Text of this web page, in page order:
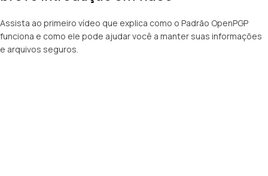
Assista ao primeiro vídeo que explica como o Padrão OpenPGP
funciona e como ele pode ajudar você a manter suas informações
e arquivos seguros.